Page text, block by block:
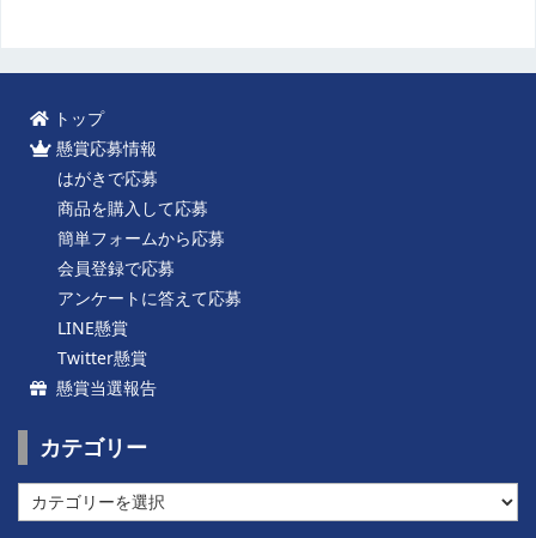
トップ
懸賞応募情報
はがきで応募
商品を購入して応募
簡単フォームから応募
会員登録で応募
アンケートに答えて応募
LINE懸賞
Twitter懸賞
懸賞当選報告
カテゴリー
カ
テ